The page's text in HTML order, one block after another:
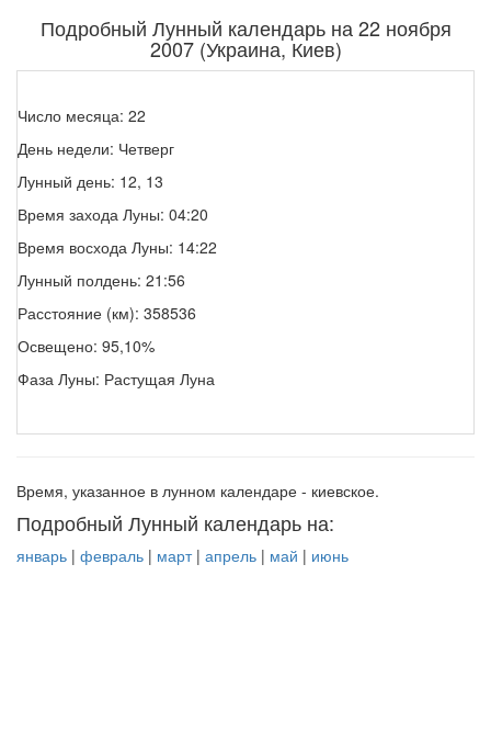
Подробный Лунный календарь на 22 ноября
2007 (Украина, Киев)
Число месяца: 22
День недели: Четверг
Лунный день: 12, 13
Время захода Луны: 04:20
Время восхода Луны: 14:22
Лунный полдень: 21:56
Расстояние (км): 358536
Освещено: 95,10%
Фаза Луны: Растущая Луна
Время, указанное в лунном календаре - киевское.
Подробный Лунный календарь на:
январь | февраль | март| апрель | май | июнь